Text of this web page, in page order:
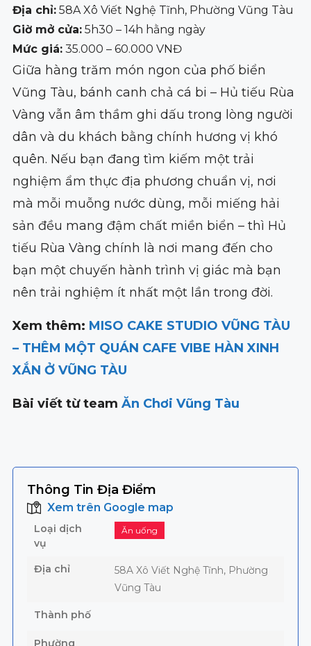
Địa chỉ:58A Xô Viết Nghệ Tĩnh, Phường Vũng Tàu
Giờ mở cửa:5h30 – 14h hằng ngày
Mức giá:35.000 – 60.000 VNĐ
Giữa hàng trăm món ngon của phố biển
Vũng Tàu, bánh canh chả cá bi – Hủ tiếu Rùa
Vàng vẫn âm thầm ghi dấu trong lòng người
dân và du khách bằng chính hương vị khó
quên. Nếu bạn đang tìm kiếm một trải
nghiệm ẩm thực địa phương chuẩn vị, nơi
mà mỗi muỗng nước dùng, mỗi miếng hải
sản đều mang đậm chất miền biển – thì Hủ
tiếu Rùa Vàng chính là nơi mang đến cho
bạn một chuyến hành trình vị giác mà bạn
nên trải nghiệm ít nhất một lần trong đời.
Xem thêm: MISO CAKE STUDIO VŨNG TÀU
– THÊM MỘT QUÁN CAFE VIBE HÀN XINH
XẮN Ở VŨNG TÀU
Bài viết từ team Ăn Chơi Vũng Tàu
Thông Tin Địa Điểm
Xem trên Google map
Loại dịch
vụ
Ăn uống
Địa chỉ
58A Xô Viết Nghệ Tĩnh, Phường
Vũng Tàu
Thành phố
Phường